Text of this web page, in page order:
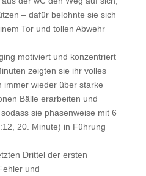
– dafür belohnte sie sich
Tor und tollen Abwehr
motiviert und konzentriert
zeigten sie ihr volles
immer wieder über starke
Bälle erarbeiten und
sie phasenweise mit 6
20. Minute) in Führung
Drittel der ersten
und